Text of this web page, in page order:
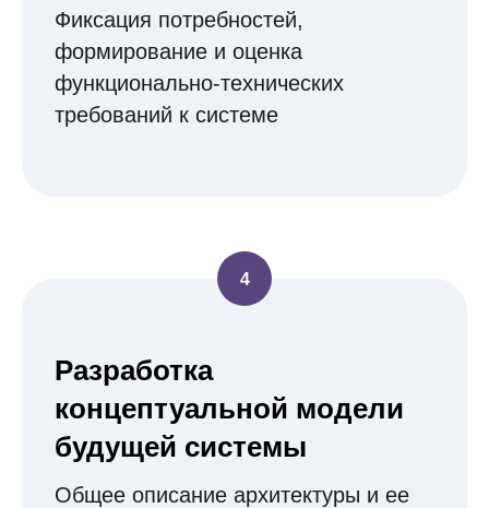
Фиксация потребностей,
формирование и оценка
функционально-технических
требований к системе
Разработка
концептуальной модели
будущей системы
Общее описание архитектуры и ее